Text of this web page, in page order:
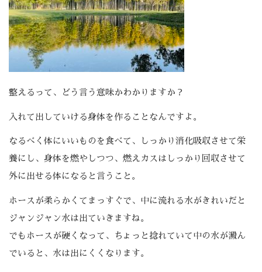
整えるって、どう言う意味かわかりますか？
入れて出していける身体を作ることなんですよ。
なるべく体にいいものを食べて、しっかり消化吸収させて栄
養にし、身体を燃やしつつ、燃えカスはしっかり回収させて
外に出せる体になると言うこと。
ホースが柔らかくてまっすぐで、中に流れる水がきれいだと
ジャンジャン水は出ていきますね。
でもホースが硬くなって、ちょっと捻れていて中の水が澱ん
でいると、水は出にくくなります。